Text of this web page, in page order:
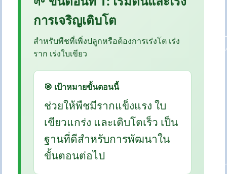
การเจริญเติบโต
สำหรับพืชที่เพิ่งปลูกหรือต้องการเร่งโต เร่ง
ราก เร่งใบเขียว
🎯 เป้าหมายขั้นตอนนี้
ช่วยให้พืชมีรากแข็งแรง ใบ
เขียวแกร่ง และเติบโตเร็ว เป็น
ฐานที่ดีสำหรับการพัฒนาใน
ขั้นตอนต่อไป